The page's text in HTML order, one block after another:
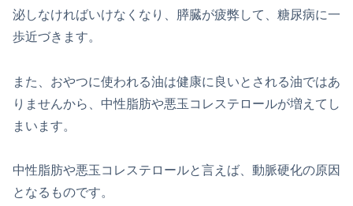
泌しなければいけなくなり、膵臓が疲弊して、糖尿病に一
歩近づきます。
また、おやつに使われる油は健康に良いとされる油ではあ
りませんから、中性脂肪や悪玉コレステロールが増えてし
まいます。
中性脂肪や悪玉コレステロールと言えば、動脈硬化の原因
となるものです。